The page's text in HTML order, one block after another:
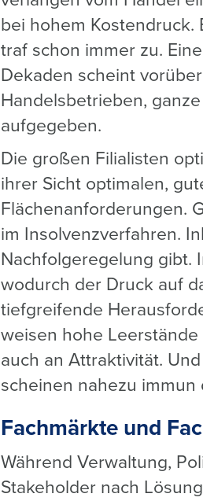
bei hohem Kostendruck.
traf schon immer zu.
Dekaden scheint
Handelsbetrieben,
aufgegeben.
Die großen Filialisten
ihrer Sicht optimalen,
Flächenanforderungen.
im Insolvenzverfahren.
Nachfolgeregelung gibt.
wodurch der Druck auf
tiefgreifende
weisen hohe
auch an Attraktivität.
scheinen nahezu immun
Fachmärkte und
Während Verwaltung,
Stakeholder nach